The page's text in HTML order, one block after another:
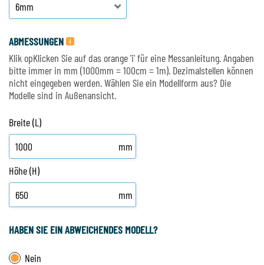
ABMESSUNGEN
Klik opKlicken Sie auf das orange 'i' für eine Messanleitung. Angaben
bitte immer in mm (1000mm = 100cm = 1m). Dezimalstellen können
nicht eingegeben werden. Wählen Sie ein Modellform aus? Die
Modelle sind in Außenansicht.
Breite (L)
mm
Höhe (H)
mm
HABEN SIE EIN ABWEICHENDES MODELL?
Nein